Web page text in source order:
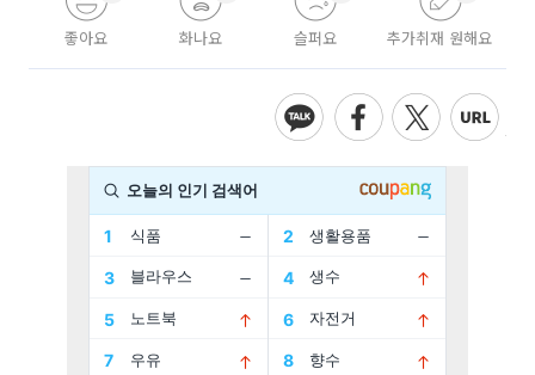
좋아요 화나요 슬퍼요 추가취재 원해요